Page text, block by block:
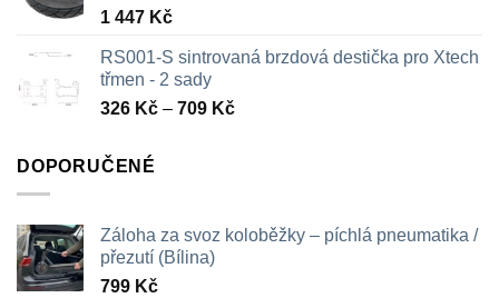
1 447 Kč
RS001-S sintrovaná brzdová destička pro Xtech
třmen - 2 sady
326 Kč – 709 KčRozpětí
DOPORUČENÉ
Záloha za svoz koloběžky – píchlá pneumatika /
přezutí (Bílina)
799 Kč